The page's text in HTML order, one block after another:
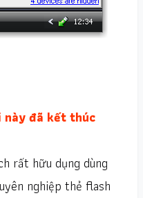
này đã kết thúc
rất hữu dụng dùng
nghiệp thẻ flash